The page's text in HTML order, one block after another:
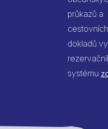
průkazů a
cestovních
dokladů
systému